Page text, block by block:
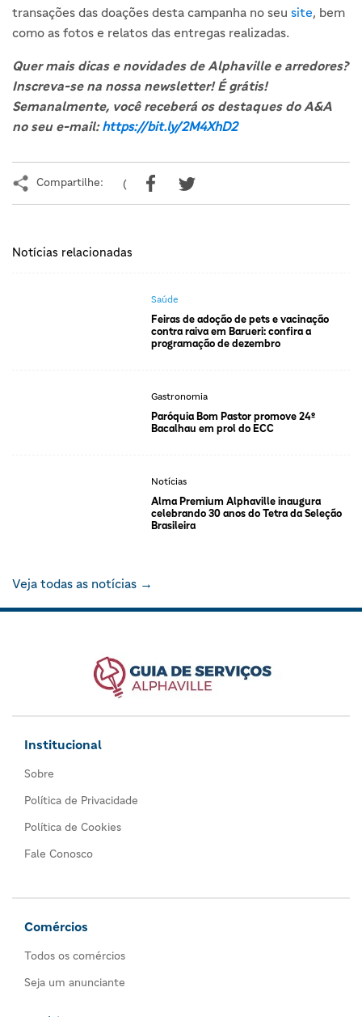
transações das doações desta campanha no seu site, bem
como as fotos e relatos das entregas realizadas.
Quer mais dicas e novidades de Alphaville e arredores?
Inscreva-se na nossa newsletter! É grátis!
Semanalmente, você receberá os destaques do A&A
no seu e-mail:https://bit.ly/2M4XhD2
Compartilhe: (
Notícias relacionadas
Saúde
Feiras de adoção de pets e vacinação
contra raiva em Barueri: confira a
programação de dezembro
Gastronomia
Paróquia Bom Pastor promove 24º
Bacalhau em prol do ECC
Notícias
Alma Premium Alphaville inaugura
celebrando 30 anos do Tetra da Seleção
Brasileira
Veja todas as notícias →
Institucional
Sobre
Política de Privacidade
Política de Cookies
Fale Conosco
Comércios
Todos os comércios
Seja um anunciante